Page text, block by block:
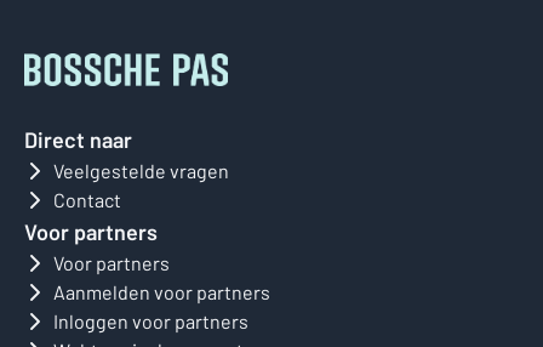
Direct naar
Veelgestelde vragen
Contact
Voor partners
Voor partners
Aanmelden voor partners
Inloggen voor partners